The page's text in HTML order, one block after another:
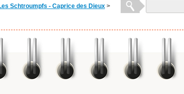
Schtroumpfs - Caprice des Dieux >